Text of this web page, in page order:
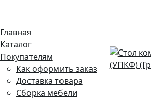
Главная
Каталог
Покупателям
Как оформить заказ
Доставка товара
Сборка мебели